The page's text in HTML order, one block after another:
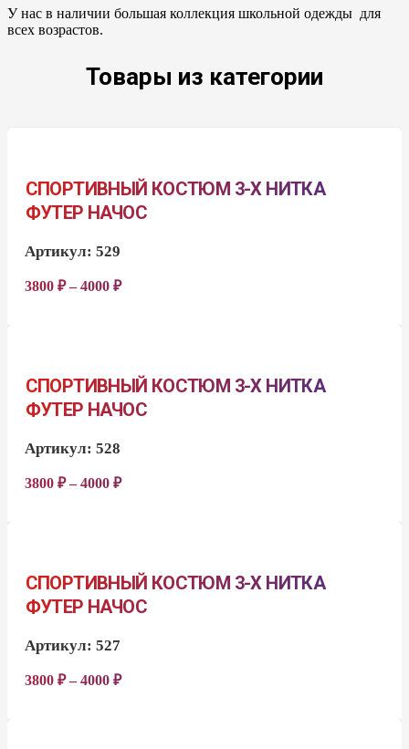
У нас в наличии большая коллекция школьной одежды для
всех возрастов.
Товары из категории
СПОРТИВНЫЙ КОСТЮМ 3-Х НИТКА
ФУТЕР НАЧОС
Артикул:529
3800₽–4000₽
СПОРТИВНЫЙ КОСТЮМ 3-Х НИТКА
ФУТЕР НАЧОС
Артикул:528
3800₽–4000₽
СПОРТИВНЫЙ КОСТЮМ 3-Х НИТКА
ФУТЕР НАЧОС
Артикул:527
3800₽–4000₽